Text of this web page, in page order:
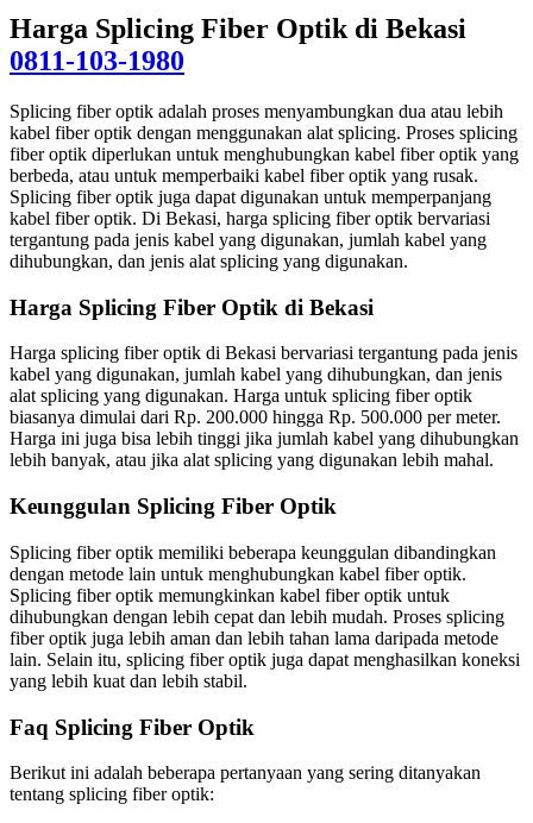
Harga Splicing Fiber Optik di Bekasi
0811-103-1980
Splicing fiber optik adalah proses menyambungkan dua atau lebih
kabel fiber optik dengan menggunakan alat splicing. Proses splicing
fiber optik diperlukan untuk menghubungkan kabel fiber optik yang
berbeda, atau untuk memperbaiki kabel fiber optik yang rusak.
Splicing fiber optik juga dapat digunakan untuk memperpanjang
kabel fiber optik. Di Bekasi, harga splicing fiber optik bervariasi
tergantung pada jenis kabel yang digunakan, jumlah kabel yang
dihubungkan, dan jenis alat splicing yang digunakan.
Harga Splicing Fiber Optik di Bekasi
Harga splicing fiber optik di Bekasi bervariasi tergantung pada jenis
kabel yang digunakan, jumlah kabel yang dihubungkan, dan jenis
alat splicing yang digunakan. Harga untuk splicing fiber optik
biasanya dimulai dari Rp. 200.000 hingga Rp. 500.000 per meter.
Harga ini juga bisa lebih tinggi jika jumlah kabel yang dihubungkan
lebih banyak, atau jika alat splicing yang digunakan lebih mahal.
Keunggulan Splicing Fiber Optik
Splicing fiber optik memiliki beberapa keunggulan dibandingkan
dengan metode lain untuk menghubungkan kabel fiber optik.
Splicing fiber optik memungkinkan kabel fiber optik untuk
dihubungkan dengan lebih cepat dan lebih mudah. Proses splicing
fiber optik juga lebih aman dan lebih tahan lama daripada metode
lain. Selain itu, splicing fiber optik juga dapat menghasilkan koneksi
yang lebih kuat dan lebih stabil.
Faq Splicing Fiber Optik
Berikut ini adalah beberapa pertanyaan yang sering ditanyakan
tentang splicing fiber optik: